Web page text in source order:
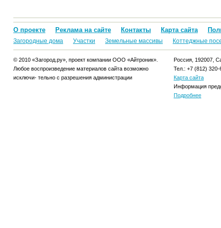
О проекте Реклама на сайте Контакты Карта сайта
Загородные дома Участки Земельные массивы Коттеджные
© 2010 «Загород.ру», проект компании ООО «Айтроник».
Любое воспроизведение материалов сайта возможно
исключи- тельно с разрешения администрации
Россия, 192007,
Тел.: +7 (812) 320-
Карта сайта
Информация
Подробнее